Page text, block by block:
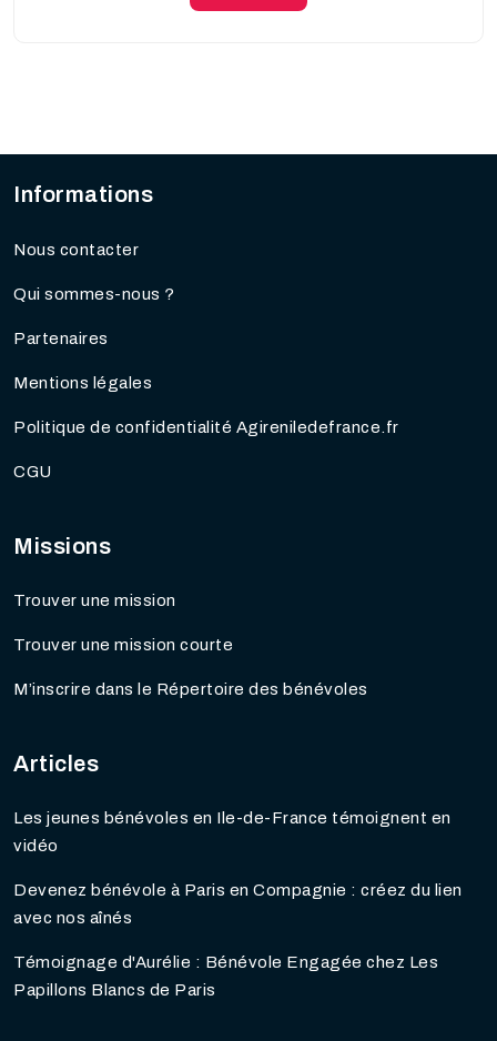
Informations
Nous contacter
Qui sommes-nous ?
Partenaires
Mentions légales
Politique de confidentialité Agireniledefrance.fr
CGU
Missions
Trouver une mission
Trouver une mission courte
M’inscrire dans le Répertoire des bénévoles
Articles
Les jeunes bénévoles en Ile-de-France témoignent en
vidéo
Devenez bénévole à Paris en Compagnie : créez du lien
avec nos aînés
Témoignage d'Aurélie : Bénévole Engagée chez Les
Papillons Blancs de Paris